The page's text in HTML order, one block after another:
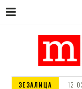
ЗЕЗАЛИЦА